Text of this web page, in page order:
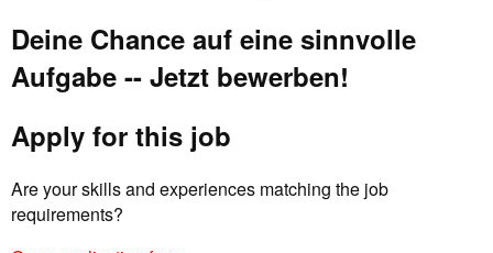
Deine Chance auf eine sinnvolle
Aufgabe -- Jetzt bewerben!
Apply for this job
Are your skills and experiences matching the job
requirements?